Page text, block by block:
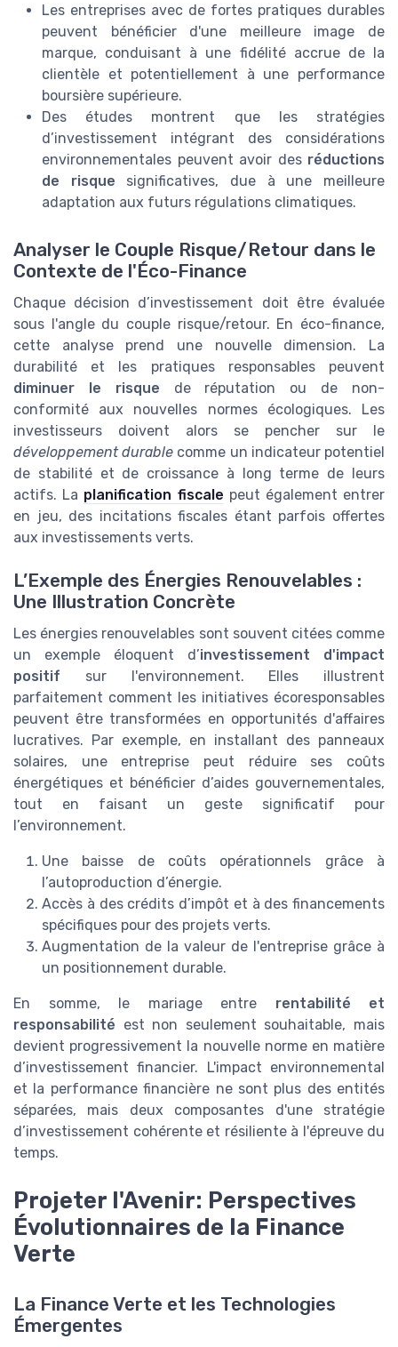
Les entreprises avec de fortes pratiques durables
peuvent bénéficier d'une meilleure image de
marque, conduisant à une fidélité accrue de la
clientèle et potentiellement à une performance
boursière supérieure.
Des études montrent que les stratégies
d’investissement intégrant des considérations
environnementales peuvent avoir des réductions
de risque significatives, due à une meilleure
adaptation aux futurs régulations climatiques.
Analyser le Couple Risque/Retour dans le
Contexte de l'Éco-Finance
Chaque décision d’investissement doit être évaluée
sous l'angle du couple risque/retour. En éco-finance,
cette analyse prend une nouvelle dimension. La
durabilité et les pratiques responsables peuvent
diminuer le risque de réputation ou de non-
conformité aux nouvelles normes écologiques. Les
investisseurs doivent alors se pencher sur le
développement durable comme un indicateur potentiel
de stabilité et de croissance à long terme de leurs
actifs. La planification fiscale peut également entrer
en jeu, des incitations fiscales étant parfois offertes
aux investissements verts.
L’Exemple des Énergies Renouvelables :
Une Illustration Concrète
Les énergies renouvelables sont souvent citées comme
un exemple éloquent d’investissement d'impact
positif sur l'environnement. Elles illustrent
parfaitement comment les initiatives écoresponsables
peuvent être transformées en opportunités d'affaires
lucratives. Par exemple, en installant des panneaux
solaires, une entreprise peut réduire ses coûts
énergétiques et bénéficier d’aides gouvernementales,
tout en faisant un geste significatif pour
l’environnement.
Une baisse de coûts opérationnels grâce à
l’autoproduction d’énergie.
Accès à des crédits d’impôt et à des financements
spécifiques pour des projets verts.
Augmentation de la valeur de l'entreprise grâce à
un positionnement durable.
En somme, le mariage entre rentabilité et
responsabilité est non seulement souhaitable, mais
devient progressivement la nouvelle norme en matière
d’investissement financier. L'impact environnemental
et la performance financière ne sont plus des entités
séparées, mais deux composantes d'une stratégie
d’investissement cohérente et résiliente à l'épreuve du
temps.
Projeter l'Avenir: Perspectives
Évolutionnaires de la Finance
Verte
La Finance Verte et les Technologies
Émergentes